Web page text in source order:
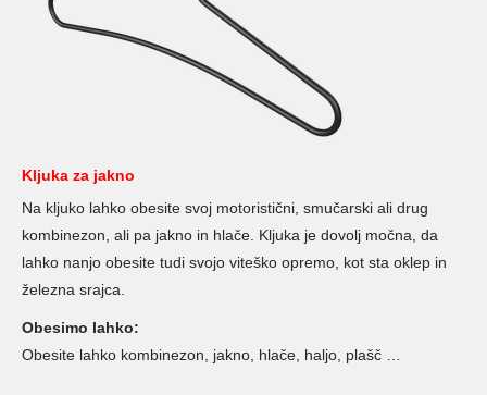
Kljuka za jakno
Na kljuko lahko obesite svoj motoristični, smučarski ali drug
kombinezon, ali pa jakno in hlače. Kljuka je dovolj močna, da
lahko nanjo obesite tudi svojo viteško opremo, kot sta oklep in
železna srajca.
Obesimo lahko:
Obesite lahko kombinezon, jakno, hlače, haljo, plašč …